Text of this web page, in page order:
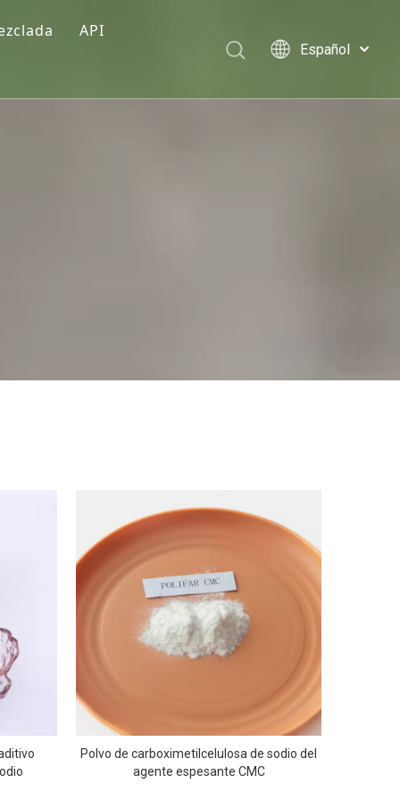
API
Español
Polski
Polvo de carboximetilcelulosa de sodio del
agente espesante CMC